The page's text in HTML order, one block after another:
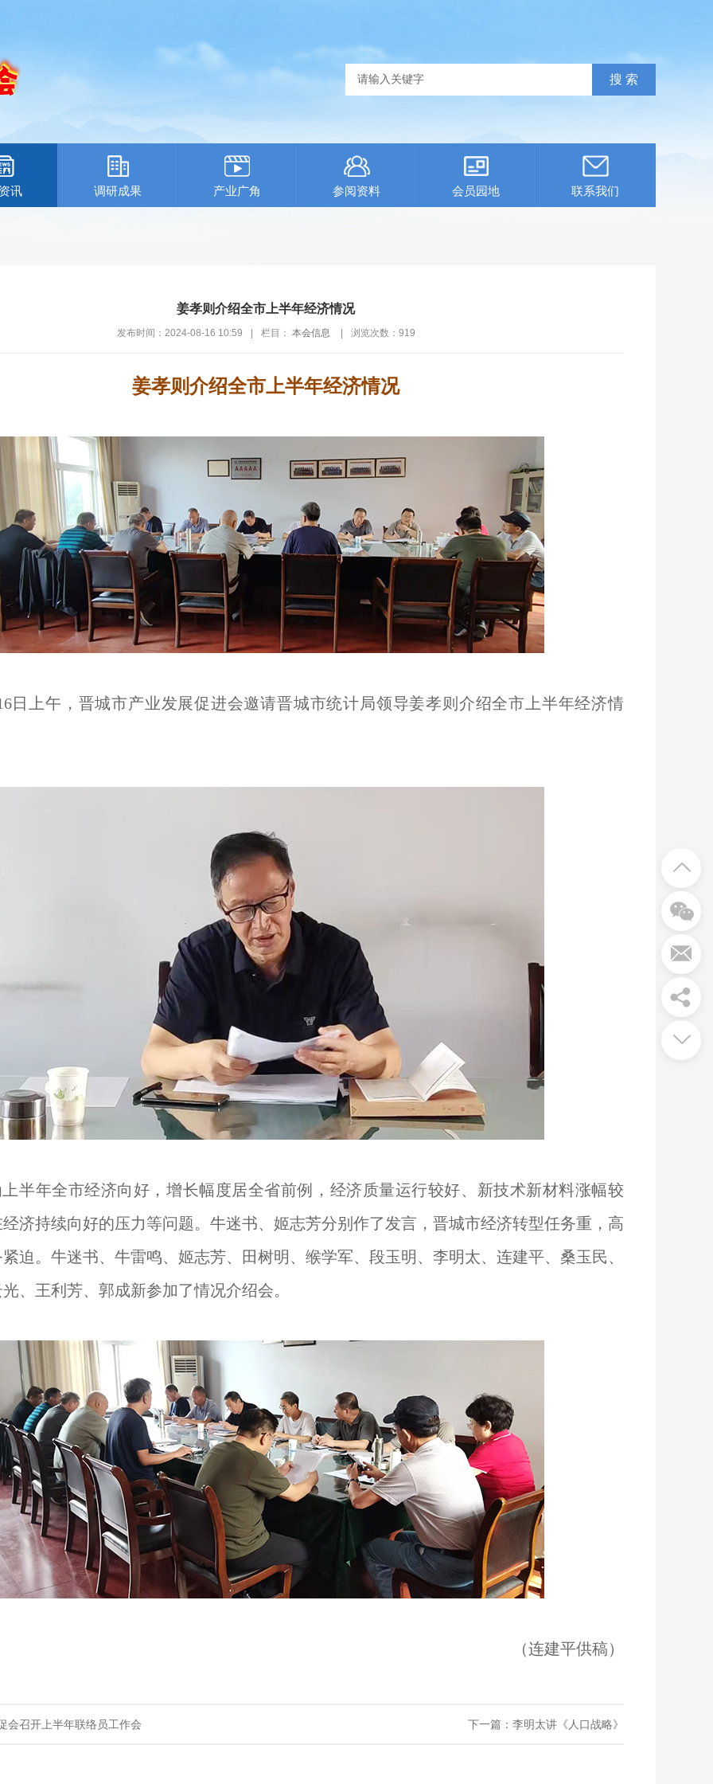
讯 调研成果 产业广角 参阅资料 会员园地 联系我们
姜孝则介绍全市上半年经济情况
发布时间：2024-08-16 10:59 栏目： 本会信息 浏览次数： 919
姜孝则介绍全市上半年经济情况
日上午，晋城市产业发展促进会邀请晋城市统计局领导姜孝则介绍全市上半年经济情
半年全市经济向好，增长幅度居全省前例，经济质量运行较好、新技术新材料涨幅较
济持续向好的压力等问题。牛迷书、姬志芳分别作了发言，晋城市经济转型任务重，高
迫。牛迷书、牛雷鸣、姬志芳、田树明、缑学军、段玉明、李明太、连建平、桑玉民、
、王利芳、郭成新参加了情况介绍会。
（连建平供稿）
会召开上半年联络员工作会 下一篇：李明太讲《人口战略》